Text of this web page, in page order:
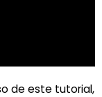
de este tutorial,